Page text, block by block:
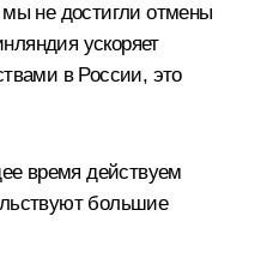
не достигли отмены
ускоряет
в России, это
время действуем
большие